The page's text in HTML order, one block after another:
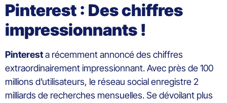
Pinterest : Des chiffres
impressionnants !
Pinteresta récemment annoncé des chiffres
extraordinairement impressionnant. Avec près de 100
millions d’utilisateurs, le réseau social enregistre 2
milliards de recherches mensuelles. Se dévoilant plus